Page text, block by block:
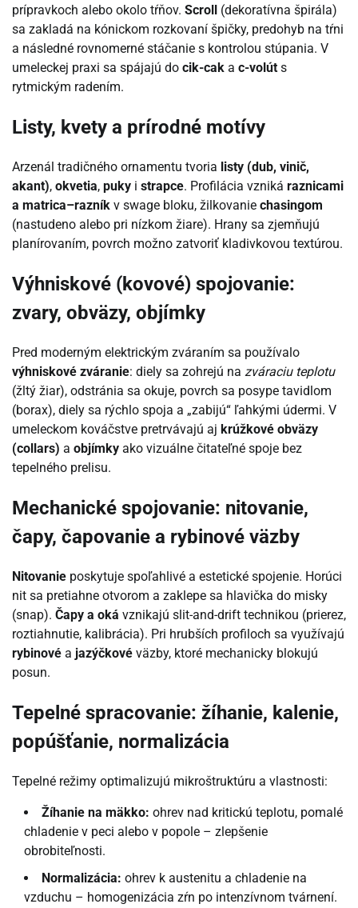
prípravkoch alebo okolo tŕňov. Scroll
(dekoratívna špirála)
sa zakladá na kónickom rozkovaní špičky, predohyb na tŕni
a následné rovnomerné stáčanie s kontrolou stúpania. V
umeleckej praxi sa spájajú do cik-cak a c-volút s
rytmickým radením.
Listy, kvety a prírodné motívy
Arzenál tradičného ornamentu tvoria listy (dub, vinič,
akant), okvetia, puky i strapce. Profilácia vzniká raznicami
a matrica–razník v swage bloku, žilkovanie chasingom
(nastudeno alebo pri nízkom žiare). Hrany sa zjemňujú
planírovaním, povrch možno zatvoriť kladivkovou textúrou.
Výhniskové (kovové) spojovanie:
zvary, obväzy, objímky
Pred moderným elektrickým zváraním sa používalo
výhniskové zváranie: diely sa zohrejú na zváraciu teplotu
(žltý žiar), odstránia sa okuje, povrch sa posype tavidlom
(borax), diely sa rýchlo spoja a „zabijú“ ľahkými údermi. V
umeleckom kováčstve pretrvávajú aj krúžkové obväzy
(collars) a objímky ako vizuálne čitateľné spoje bez
tepelného prelisu.
Mechanické spojovanie: nitovanie,
čapy, čapovanie a rybinové väzby
Nitovanie poskytuje spoľahlivé a estetické spojenie. Horúci
nit sa pretiahne otvorom a zaklepe sa hlavička do misky
(snap). Čapy a oká vznikajú slit-and-drift technikou (prierez,
roztiahnutie, kalibrácia). Pri hrubších profiloch sa využívajú
rybinové a jazýčkové väzby, ktoré mechanicky blokujú
posun.
Tepelné spracovanie: žíhanie, kalenie,
popúšťanie, normalizácia
Tepelné režimy optimalizujú mikroštruktúru a vlastnosti:
Žíhanie na mäkko: ohrev nad kritickú teplotu, pomalé
chladenie v peci alebo v popole – zlepšenie
obrobiteľnosti.
Normalizácia: ohrev k austenitu a chladenie na
vzduchu – homogenizácia zŕn po intenzívnom tvárnení.